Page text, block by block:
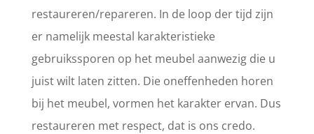
restaureren/repareren. In de loop der tijd zijn
er namelijk meestal karakteristieke
gebruikssporen op het meubel aanwezig die u
juist wilt laten zitten. Die oneffenheden horen
bij het meubel, vormen het karakter ervan. Dus
restaureren met respect, dat is ons credo.